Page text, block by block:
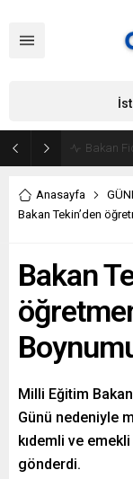
Bakan
Anasayfa
Bakan Tekin’den
Bakan
Milli Eğitim
Günü nedeniyle
kıdemli ve
gönderdi.